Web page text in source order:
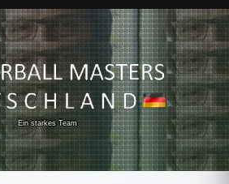
Ein starkes Team